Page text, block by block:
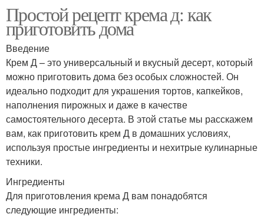
Простой рецепт крема д: как
приготовить дома
Введение
Крем Д – это универсальный и вкусный десерт, который
можно приготовить дома без особых сложностей. Он
идеально подходит для украшения тортов, капкейков,
наполнения пирожных и даже в качестве
самостоятельного десерта. В этой статье мы расскажем
вам, как приготовить крем Д в домашних условиях,
используя простые ингредиенты и нехитрые кулинарные
техники.
Ингредиенты
Для приготовления крема Д вам понадобятся
следующие ингредиенты: